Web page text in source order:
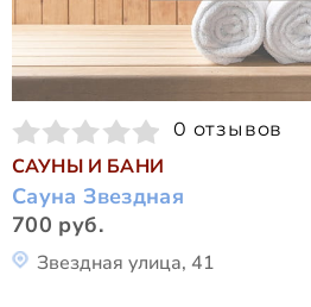
0 отзывов
САУНЫ И БАНИ
Сауна Звездная
700 руб.
Звездная улица, 41